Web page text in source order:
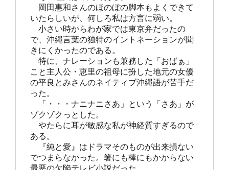
岡田惠和さんのほのぼの脚本もよくできて
いたらしいが、何しろ私は方言に弱い。
小さい時からわが家では東京弁だったの
で、沖縄言葉の独特のイントネーションが聞
きにくかったのである。
特に、ナレーションも兼務した「おばぁ」
こと主人公・恵里の祖母に扮した地元の女優
の平良とみさんのネイティブ沖縄語が苦手だ
った。
「・・・ナニナニさあ」という「さあ」が
ゾクゾクっとした。
やたらに耳が敏感な私が神経質すぎるので
ある。
『純と愛』はドラマそのものが出来損ない
でつまらなかった。箸にも棒にもかからない